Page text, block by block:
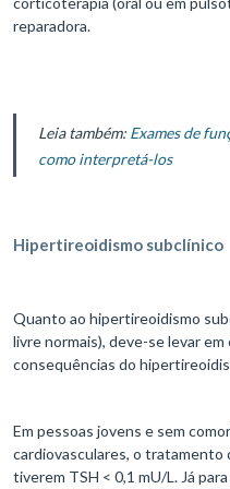
reparadora.
Leia também: Exames de
como interpretá-los
Hipertireoidismo subclínico
Quanto ao hipertireoidismo
livre normais), deve-se levar
consequências do
Em pessoas jovens e sem
cardiovasculares, o tratamento
tiverem TSH < 0,1 mU/L. Já